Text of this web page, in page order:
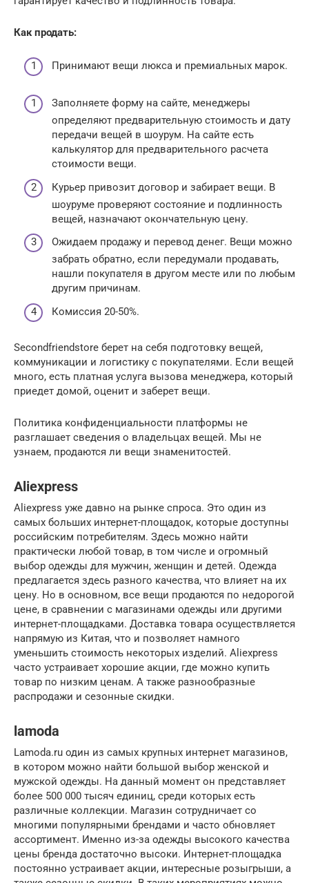
Как продать:
Принимают вещи люкса и премиальных марок.
Заполняете форму на сайте, менеджеры
определяют предварительную стоимость и дату
передачи вещей в шоурум. На сайте есть
калькулятор для предварительного расчета
стоимости вещи.
Курьер привозит договор и забирает вещи. В
шоуруме проверяют состояние и подлинность
вещей, назначают окончательную цену.
Ожидаем продажу и перевод денег. Вещи можно
забрать обратно, если передумали продавать,
нашли покупателя в другом месте или по любым
другим причинам.
Комиссия 20-50%.
Secondfriendstore берет на себя подготовку вещей,
коммуникации и логистику с покупателями. Если вещей
много, есть платная услуга вызова менеджера, который
приедет домой, оценит и заберет вещи.
Политика конфиденциальности платформы не
разглашает сведения о владельцах вещей. Мы не
узнаем, продаются ли вещи знаменитостей.
Aliexpress
Aliexpress уже давно на рынке спроса. Это один из
самых больших интернет-площадок, которые доступны
российским потребителям. Здесь можно найти
практически любой товар, в том числе и огромный
выбор одежды для мужчин, женщин и детей. Одежда
предлагается здесь разного качества, что влияет на их
цену. Но в основном, все вещи продаются по недорогой
цене, в сравнении с магазинами одежды или другими
интернет-площадками. Доставка товара осуществляется
напрямую из Китая, что и позволяет намного
уменьшить стоимость некоторых изделий. Aliexpress
часто устраивает хорошие акции, где можно купить
товар по низким ценам. А также разнообразные
распродажи и сезонные скидки.
lamoda
Lamoda.ru один из самых крупных интернет магазинов,
в котором можно найти большой выбор женской и
мужской одежды. На данный момент он представляет
более 500 000 тысяч единиц, среди которых есть
различные коллекции. Магазин сотрудничает со
многими популярными брендами и часто обновляет
ассортимент. Именно из-за одежды высокого качества
цены бренда достаточно высоки. Интернет-площадка
постоянно устраивает акции, интересные розыгрыши, а